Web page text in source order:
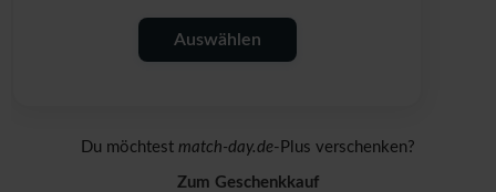
Auswählen
Du möchtest match-day.de-Plus verschenken?
Zum Geschenkkauf